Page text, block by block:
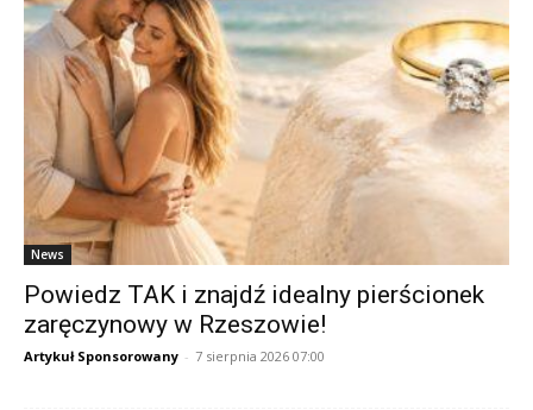
News
Powiedz TAK i znajdź idealny pierścionek
zaręczynowy w Rzeszowie!
Artykuł Sponsorowany - 7 sierpnia 2026 07:00